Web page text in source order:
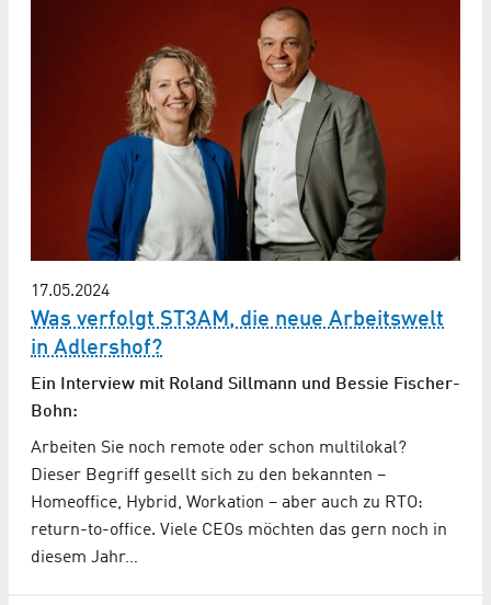
17.05.2024
Was verfolgt ST3AM, die neue Arbeitswelt
in Adlershof?
Ein Interview mit Roland Sillmann und Bessie Fischer-
Bohn:
Arbeiten Sie noch remote oder schon multilokal?
Dieser Begriff gesellt sich zu den bekannten –
Homeoffice, Hybrid, Workation – aber auch zu RTO:
return-to-office. Viele CEOs möchten das gern noch in
diesem Jahr…